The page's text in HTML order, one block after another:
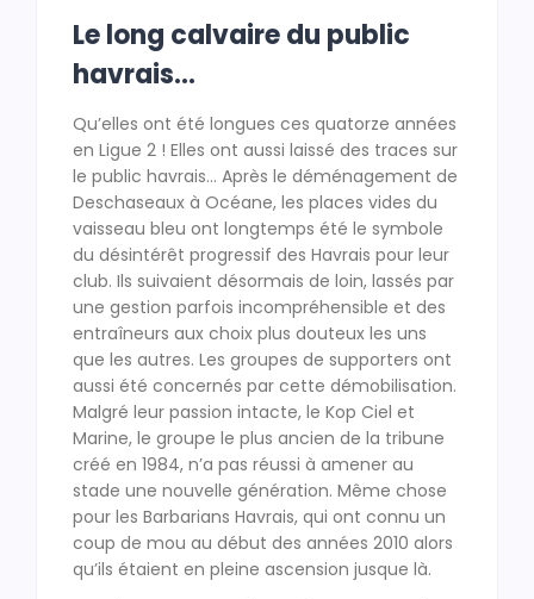
Le long calvaire du public
havrais…
Qu’elles ont été longues ces quatorze années
en Ligue 2 ! Elles ont aussi laissé des traces sur
le public havrais… Après le déménagement de
Deschaseaux à Océane, les places vides du
vaisseau bleu ont longtemps été le symbole
du désintérêt progressif des Havrais pour leur
club. Ils suivaient désormais de loin, lassés par
une gestion parfois incompréhensible et des
entraîneurs aux choix plus douteux les uns
que les autres. Les groupes de supporters ont
aussi été concernés par cette démobilisation.
Malgré leur passion intacte, le Kop Ciel et
Marine, le groupe le plus ancien de la tribune
créé en 1984, n’a pas réussi à amener au
stade une nouvelle génération. Même chose
pour les Barbarians Havrais, qui ont connu un
coup de mou au début des années 2010 alors
qu’ils étaient en pleine ascension jusque là.